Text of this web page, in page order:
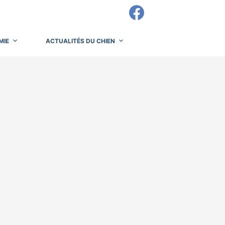
ACTUALITÉS DU CHIEN